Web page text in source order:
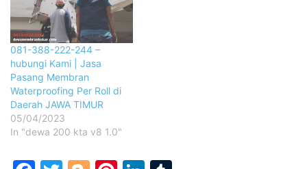
081-388-222-244 –
hubungi Kami | Jasa
Pasang Membran
Waterproofing Per Roll di
Daerah JAWA TIMUR
05/04/2023
In "dewa 200 kta v8 1.0"